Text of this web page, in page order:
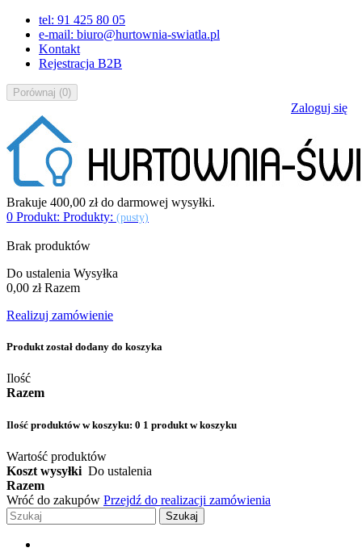
tel: 91 425 80 05
e-mail: biuro@hurtownia-swiatla.pl
Kontakt
Rejestracja B2B
Porównaj (0)
Zaloguj się
Brakuje 400,00 złdo darmowej wysyłki.
0 Produkt: Produkty: (pusty)
Brak produktów
Do ustalenia Wysyłka
0,00 zł Razem
Realizuj zamówienie
Produkt został dodany do koszyka
Ilość
Razem
Ilość produktów w koszyku: 0 1 produkt w koszyku
Wartość produktów
Koszt wysyłki Do ustalenia
Razem
Wróć do zakupów Przejdź do realizacji zamówienia
Szukaj